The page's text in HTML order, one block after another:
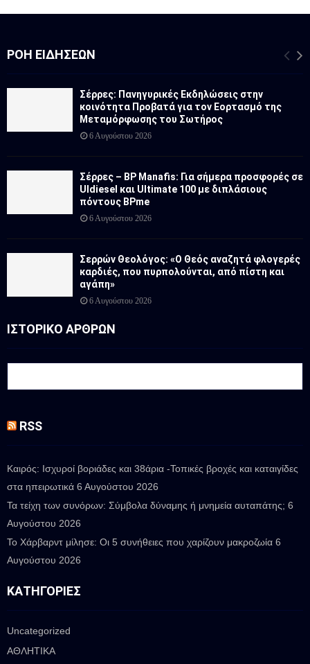
ΡΟΉ ΕΙΔΉΣΕΩΝ
Σέρρες: Πανηγυρικές Εκδηλώσεις στην
κοινότητα Προβατά για τον Εορτασμό της
Μεταμόρφωσης του Σωτήρος
6 Αυγούστου 2026
Σέρρες – BP Manafis: Για σήμερα προσφορές σε
Uldiesel και Ultimate 100 με διπλάσιους
πόντους BPme
6 Αυγούστου 2026
Σερρών Θεολόγος: «Ο Θεός αναζητά φλογερές
καρδιές, που πυρπολούνται, από πίστη και
αγάπη»
6 Αυγούστου 2026
ΙΣΤΟΡΙΚΟ ΑΡΘΡΩΝ
RSS
Καιρός: Ισχυροί βοριάδες και 38άρια -Τοπικές βροχές και καταιγίδες
στα ηπειρωτικά 6 Αυγούστου 2026
Τα τείχη των συνόρων: Σύμβολα δύναμης ή μνημεία αυταπάτης; 6
Αυγούστου 2026
Το Χάρβαρντ μίλησε: Οι 5 συνήθειες που χαρίζουν μακροζωία 6
Αυγούστου 2026
ΚΑΤΗΓΟΡΊΕΣ
Uncategorized
ΑΘΛΗΤΙΚΑ